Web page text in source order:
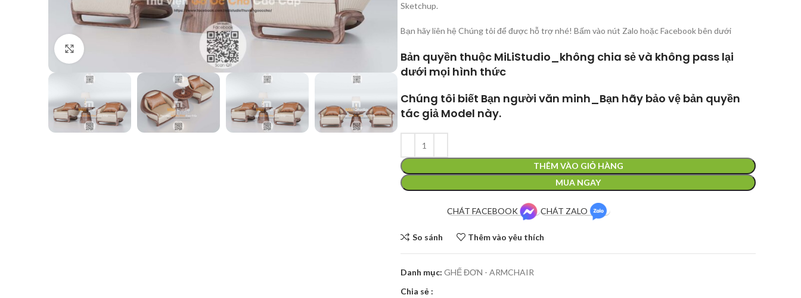
Sketchup.
Bạn hãy liên hệ Chúng tôi để được hỗ trợ nhé! Bấm vào nút Zalo hoặc Facebook bên dưới
Bản quyền thuộc MiLiStudio_không chia sẻ và không pass lại
dưới mọi hình thức
Chúng tôi biết Bạn người văn minh_Bạn hãy bảo vệ bản quyền
tác giả Model này.
THÊM VÀO GIỎ HÀNG
MUA NGAY
CHÁT FACEBOOK CHÁT ZALO
So sánh Thêm vào yêu thích
Danh mục: GHẾ ĐƠN - ARMCHAIR
Chia sẻ :